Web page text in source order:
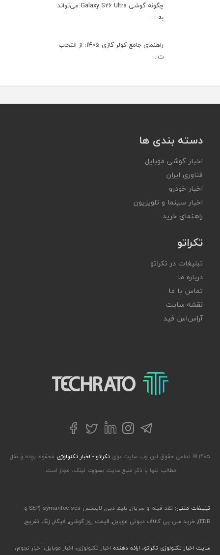
چگونه گوشی Galaxy S26 Ultra می‌تواند
به ...
راهنمای جامع کولر گازی ۱۴۰۵؛ از انتخاب
ت...
دسته بندی ها
اخبار گوشی موبایل
فناوری ایران
اخبار خودرو
اخبار سینما و تلویزیون
راهنمای خرید
تکراتو
تبلیغات در تکراتو
درباره ما
تماس با ما
نقشه سایت
آر‌اس‌اس فید
تکراتو – زندگی با تکنولوژی
تلگراماینستاگرام
لینکداینتوییترفیسبوک
۱۴۰۵ © تمامی حقوق این وب سایت برای تکراتو - اخبار تکنولوژی محفوظ بوده و نقل
مطالب تنها با ذکر منبع سایت بصورت لینک، مجاز است.
تبلیغات متنی: نقد فیلم و سریال, بلیط دبی,
لایسنس symantec ses (SEP و
EDR)
, خرید سی پی کالاف دیوتی موبایل, قیمت روز گوشی, فیگار, زنگ تفریح,
سایت اخبار تکنولوژی تکراتو، ارائه دهنده اخبار تکنولوژی، اخبار موبایل، اخبار نجوم،